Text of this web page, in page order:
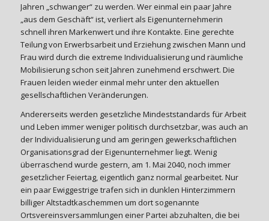
Jahren „schwanger“ zu werden. Wer einmal ein paar Jahre
„aus dem Geschäft“ ist, verliert als Eigenunternehmerin
schnell ihren Markenwert und ihre Kontakte. Eine gerechte
Teilung von Erwerbsarbeit und Erziehung zwischen Mann und
Frau wird durch die extreme Individualisierung und räumliche
Mobilisierung schon seit Jahren zunehmend erschwert. Die
Frauen leiden wieder einmal mehr unter den aktuellen
gesellschaftlichen Veränderungen.
Andererseits werden gesetzliche Mindeststandards für Arbeit
und Leben immer weniger politisch durchsetzbar, was auch an
der Individualisierung und am geringen gewerkschaftlichen
Organisationsgrad der Eigenunternehmer liegt. Wenig
überraschend wurde gestern, am 1. Mai 2040, noch immer
gesetzlicher Feiertag, eigentlich ganz normal gearbeitet. Nur
ein paar Ewiggestrige trafen sich in dunklen Hinterzimmern
billiger Altstadtkaschemmen um dort sogenannte
Ortsvereinsversammlungen einer Partei abzuhalten, die bei